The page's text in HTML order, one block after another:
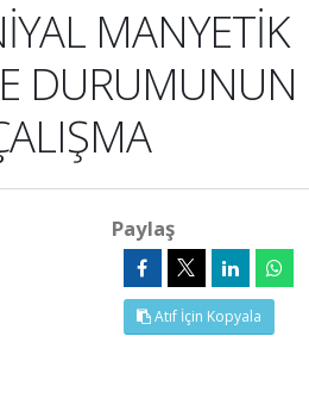
MANYETİK
DURUMUNUN
Paylaş
Atıf İçin Kopyala